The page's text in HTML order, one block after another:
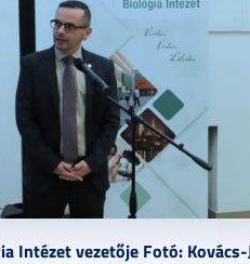
Intézet vezetője Fotó: